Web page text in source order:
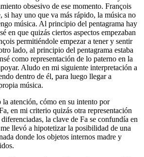
obsesivo de ese momento. François
si hay uno que va más rápido, la música no
música. Al principio del pentagrama hay
en que quizás ciertos aspectos empezaban
permitiéndole empezar a tener y sentir
lado, al principio del pentagrama estaba
como representación de lo paterno en la
Aludo en mi siguiente interpretación a
dentro de él, para luego llegar a
música.
atención, cómo en su intento por
en mi criterio quizás otra representación
la clave de Fa se confundía en
llevó a hipotetizar la posibilidad de una
donde los objetos internos madre y